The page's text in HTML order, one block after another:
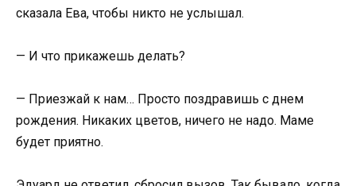
сказала Ева, чтобы никто не услышал.
— И что прикажешь делать?
— Приезжай к нам… Просто поздравишь с днем
рождения. Никаких цветов, ничего не надо. Маме
будет приятно.